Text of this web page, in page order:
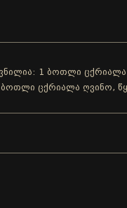
1 ბოთლი
ბოთლი ცქრიალა ღვინო,